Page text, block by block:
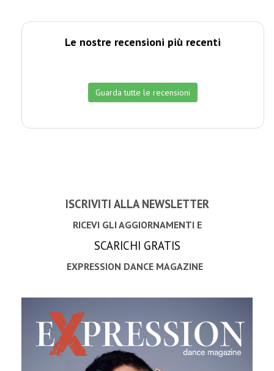
Le nostre recensioni più recenti
Guarda tutte le recensioni
ISCRIVITI ALLA NEWSLETTER
RICEVI GLI AGGIORNAMENTI E
SCARICHI GRATIS
EXPRESSION DANCE MAGAZINE